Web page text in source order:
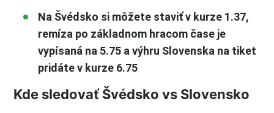
Na Švédsko si môžete staviť v kurze 1.37,
remíza po základnom hracom čase je
vypísaná na 5.75 a výhru Slovenska na tiket
pridáte v kurze 6.75
Kde sledovať Švédsko vs Slovensko